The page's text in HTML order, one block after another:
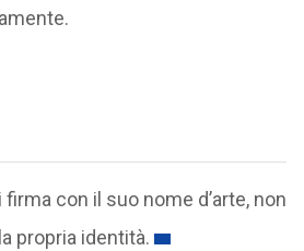
firma con il suo nome d’arte, non
propria identità.